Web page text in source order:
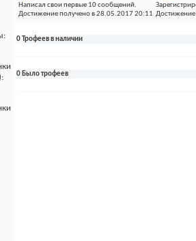
Написал свои первые 10 сообщений.
Достижение получено в 28.05.2017 20:11
0 Трофеев в наличии
0 Было трофеев